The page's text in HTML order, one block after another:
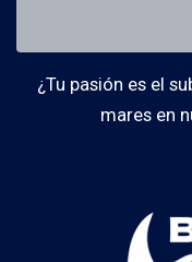
¿Tu pasión es el
mares en